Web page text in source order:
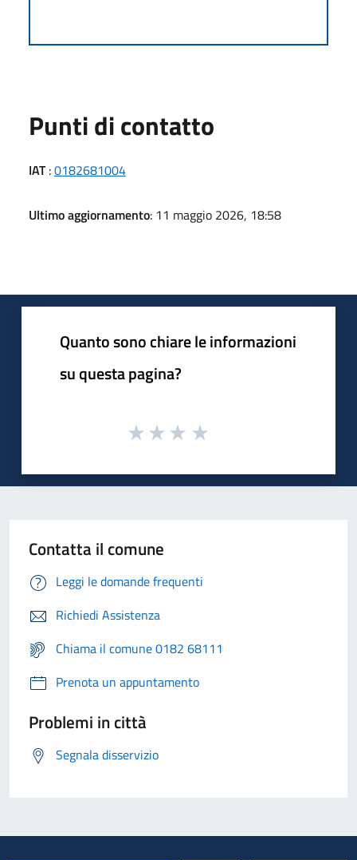
Punti di contatto
IAT:0182681004
Ultimo aggiornamento: 11 maggio 2026, 18:58
Quanto sono chiare le informazioni
su questa pagina?
Contatta il comune
Leggi le domande frequenti
Richiedi Assistenza
Chiama il comune 0182 68111
Prenota un appuntamento
Problemi in città
Segnala disservizio